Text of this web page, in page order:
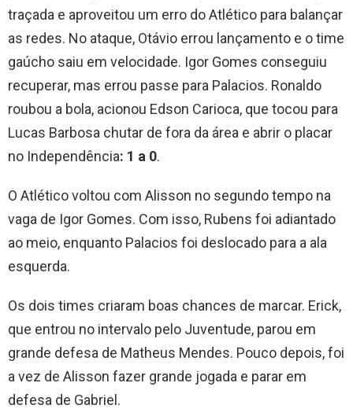
traçada e aproveitou um erro do Atlético para balançar
as redes. No ataque, Otávio errou lançamento e o time
gaúcho saiu em velocidade. Igor Gomes conseguiu
recuperar, mas errou passe para Palacios. Ronaldo
roubou a bola, acionou Edson Carioca, que tocou para
Lucas Barbosa chutar de fora da área e abrir o placar
no Independência: 1 a 0.
O Atlético voltou com Alisson no segundo tempo na
vaga de Igor Gomes. Com isso, Rubens foi adiantado
ao meio, enquanto Palacios foi deslocado para a ala
esquerda.
Os dois times criaram boas chances de marcar. Erick,
que entrou no intervalo pelo Juventude, parou em
grande defesa de Matheus Mendes. Pouco depois, foi
a vez de Alisson fazer grande jogada e parar em
defesa de Gabriel.